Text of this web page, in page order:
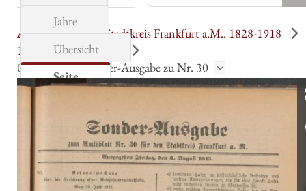
Jahre
Übersicht
Seite
Amtsblatt für den Stadtkreis Frankfurt a.M.. 1828-1918
1915
Buchschnitt
06.08.1915 = Sonder-Ausgabe zu Nr. 30